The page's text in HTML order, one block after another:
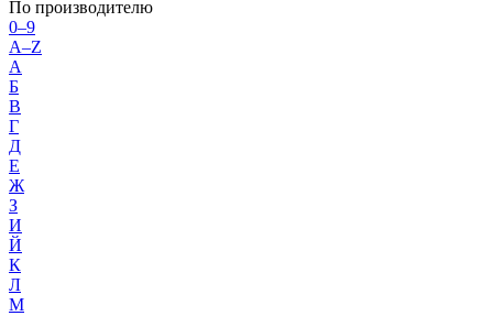
По производителю
0–9
A–Z
А
Б
В
Г
Д
Е
Ж
З
И
Й
К
Л
М